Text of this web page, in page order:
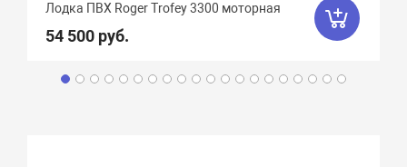
Лодка ПВХ Roger Trofey 3300 моторная
54 500 руб.